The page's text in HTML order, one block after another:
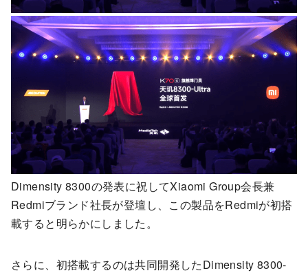
Dimensity 8300の発表に祝してXiaomi Group会長兼
Redmiブランド社長が登壇し、この製品をRedmiが初搭
載すると明らかにしました。
さらに、初搭載するのは共同開発したDimensity 8300-